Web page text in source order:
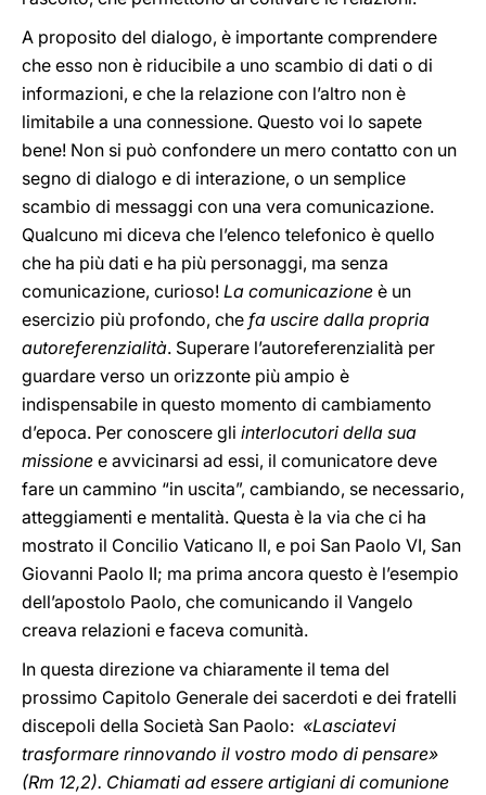
A proposito del dialogo, è importante comprendere
che esso non è riducibile a uno scambio di dati o di
informazioni, e che la relazione con l’altro non è
limitabile a una connessione. Questo voi lo sapete
bene! Non si può confondere un mero contatto con un
segno di dialogo e di interazione, o un semplice
scambio di messaggi con una vera comunicazione.
Qualcuno mi diceva che l’elenco telefonico è quello
che ha più dati e ha più personaggi, ma senza
comunicazione, curioso! La comunicazione è un
esercizio più profondo, che fa uscire dalla propria
autoreferenzialità. Superare l’autoreferenzialità per
guardare verso un orizzonte più ampio è
indispensabile in questo momento di cambiamento
d’epoca. Per conoscere gli interlocutori della sua
missione e avvicinarsi ad essi, il comunicatore deve
fare un cammino “in uscita”, cambiando, se necessario,
atteggiamenti e mentalità. Questa è la via che ci ha
mostrato il Concilio Vaticano II, e poi San Paolo VI, San
Giovanni Paolo II; ma prima ancora questo è l’esempio
dell’apostolo Paolo, che comunicando il Vangelo
creava relazioni e faceva comunità.
In questa direzione va chiaramente il tema del
prossimo Capitolo Generale dei sacerdoti e dei fratelli
discepoli della Società San Paolo: «Lasciatevi
trasformare rinnovando il vostro modo di pensare»
(Rm 12,2). Chiamati ad essere artigiani di comunione